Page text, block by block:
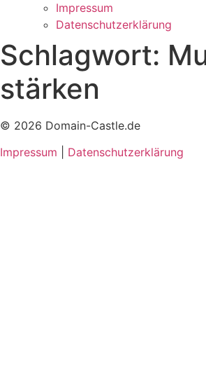
Impressum
Datenschutzerklärung
Schlagwort:
stärken
© 2026 Domain-Castle.de
Impressum
Datenschutzerklärung